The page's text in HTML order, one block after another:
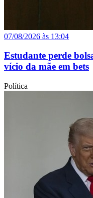
07/08/2026 às 13:04
Estudante perde
vício da mãe em bets
Política